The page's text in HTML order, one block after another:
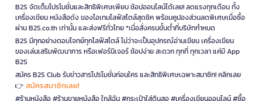
B2S จัดเต็มโปรโมชั่นและสิทธิพิเศษเพียบ ช้อปออนไลน์ได้เลย! ลดแรงทุกเดือน ทั้ง
เครื่องเขียน หนังสือดัง ของไอเทมไลฟ์สไตล์สุดชิค พร้อมคูปองส่วนลดพิเศษเมื่อซื้อ
ผ่าน B2S.co.th เท่านั้น และส่งฟรีทั่วไทย *เมื่อสั่งครบขั้นต่ำที่บริษัทกำหนด
B2S มีทุกอย่างตอบโจทย์ทุกไลฟ์สไตล์ ไม่ว่าจะเป็นอุปกรณ์อ่านเขียน เครื่องเขียน
ของเล่นเสริมพัฒนาการ หรือเฟอร์นิเจอร์ ช้อปง่าย สะดวก ทุกที่ ทุกเวลา แค่มี App
B2S
สมัคร B2S Club รับข่าวสารโปรโมชั่นก่อนใคร และสิทธิพิเศษเฉพาะสมาชิก! คลิกเลย
👉 สมัครสมาชิกเลย!
#ร้านหนังสือ #ร้านขายหนังสือ ใกล้ฉัน #กระเป๋าใส่ดินสอ #เครื่องเขียนออนไลน์ #ซื้อ